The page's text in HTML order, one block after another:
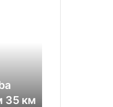
35 км